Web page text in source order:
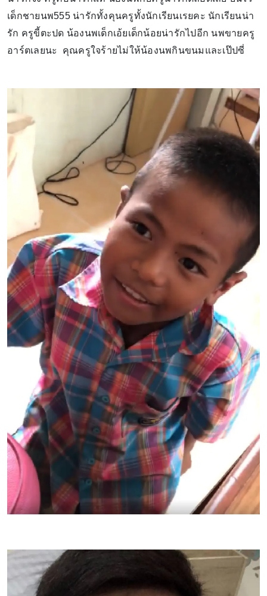
เด็กชายนพ555 น่ารักทั้งคุนครูทั้งนักเรียนเรยคะ นัก​เรียน​น่า
รัก​ ครูขี้ตะปด น้องนพเด็กเอ้ยเด็กน้อยน่ารักไปอีก นพขายครู
อาร์ตเลยนะ คุณครูใจร้ายไม่ให้น้องนพกินขนมและเป๊ปซี่